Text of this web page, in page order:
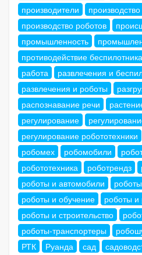
производители
производство
производство роботов
промышленность
противодействие
работа
развлечения и
развлечения и роботы
распознавание речи
регулирование
регулирование робототехники
робомех
робомобили
робототехника
роботрендз
роботы и автомобили
роботы и обучение
роботы и
роботы и строительство
роботы-транспортеры
РТК
Руанда сад